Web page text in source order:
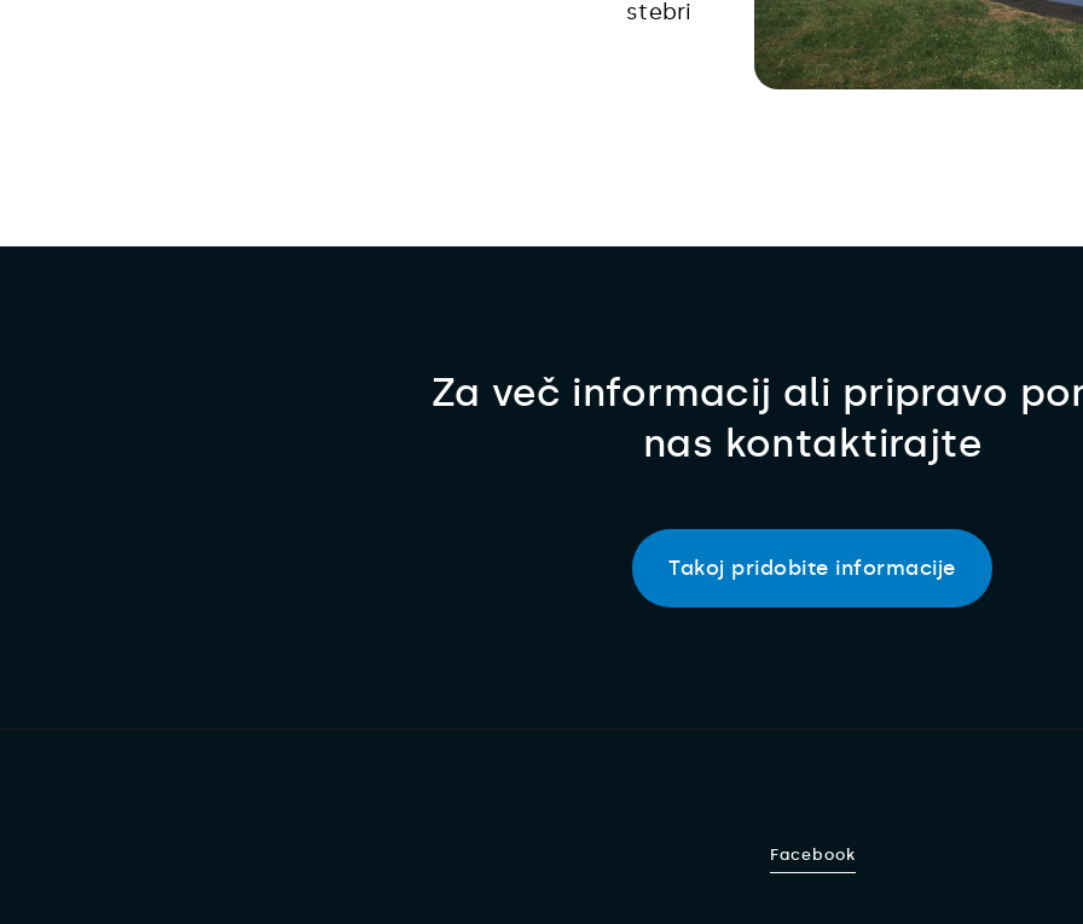
stebri
Za več informacij ali pripravo
nas kontaktirajte
Takoj pridobite informacije
Facebook